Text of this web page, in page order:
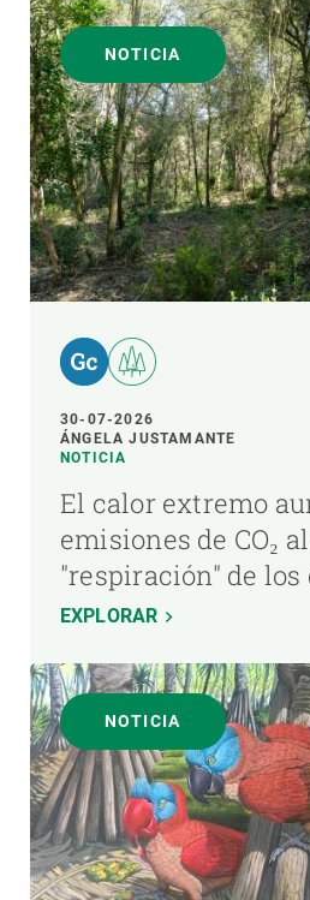
NOTICIA
30-07-2026
ÁNGELA JUSTAMANTE
NOTICIA
El calor extremo
emisiones de CO₂
"respiración" de
EXPLORAR
NOTICIA